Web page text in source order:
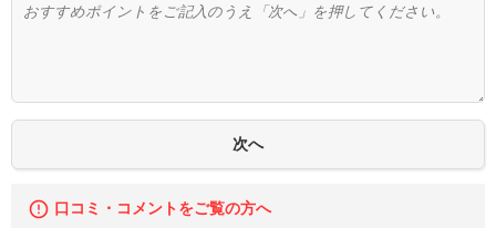
口コミ・コメントをご覧の方へ